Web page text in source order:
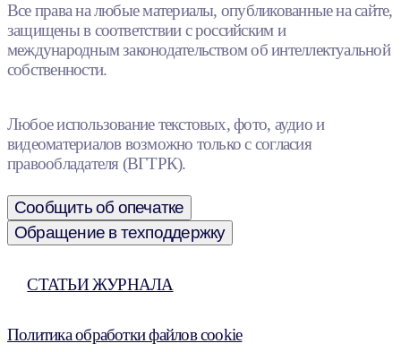
Все права на любые материалы, опубликованные на сайте,
защищены в соответствии с российским и
международным законодательством об интеллектуальной
собственности.
Любое использование текстовых, фото, аудио и
видеоматериалов возможно только с согласия
правообладателя (ВГТРК).
Сообщить об опечатке
Обращение в техподдержку
СТАТЬИ ЖУРНАЛА
Политика обработки файлов cookie